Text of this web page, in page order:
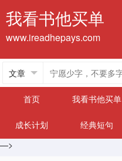
我看书他买单
www.ireadhepays.com
首页
我看书他买单
成长计划 经典短句
—>